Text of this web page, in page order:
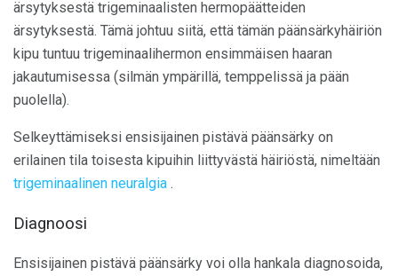
ärsytyksestä trigeminaalisten hermopäätteiden
ärsytyksestä. Tämä johtuu siitä, että tämän päänsärkyhäiriön
kipu tuntuu trigeminaalihermon ensimmäisen haaran
jakautumisessa (silmän ympärillä, temppelissä ja pään
puolella).
Selkeyttämiseksi ensisijainen pistävä päänsärky on
erilainen tila toisesta kipuihin liittyvästä häiriöstä, nimeltään
trigeminaalinen neuralgia .
Diagnoosi
Ensisijainen pistävä päänsärky voi olla hankala diagnosoida,